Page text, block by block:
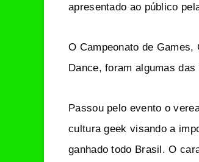
apresentado ao público
O Campeonato de
Dance, foram algumas
Passou pelo evento o
cultura geek visando a
ganhado todo Brasil. O